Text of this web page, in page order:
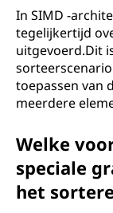
In SIMD -
tegelijkertijd
uitgevoerd.Dit
toepassen van
meerdere
Welke
speciale
het